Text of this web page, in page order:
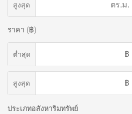
สูงสุด
ราคา (฿)
ต่ำสุด
สูงสุด
ประเภทอสังหาริมทรัพย์